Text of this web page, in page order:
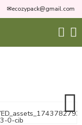
✉ecozypack@gmail.com